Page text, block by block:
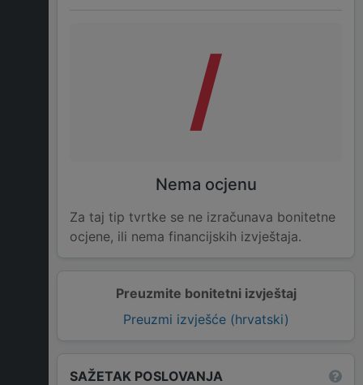
Preuzmite bonitetni izvještaj
Preuzmi izvješće (hrvatski)
/
Nema ocjenu
Za taj tip tvrtke se ne izračunava bonitetne
ocjene, ili nema financijskih izvještaja.
SAŽETAK POSLOVANJA